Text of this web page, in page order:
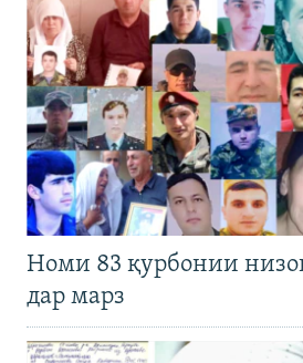
Номи 83 қурбонии
дар марз